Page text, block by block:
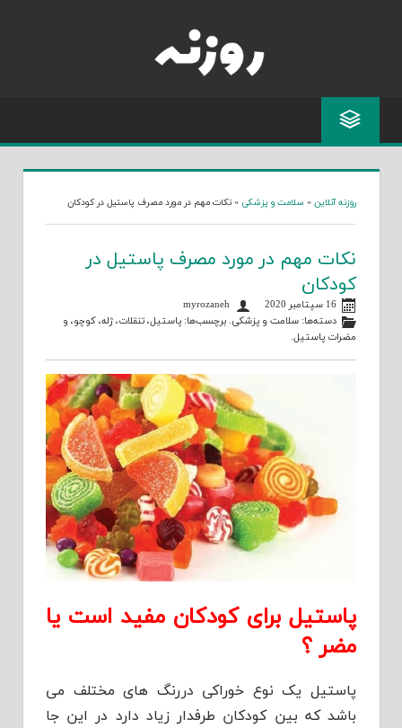
روزنه آنلاین » سلامت و پزشکی » نکات مهم در مورد مصرف پاستیل در کودکان
نکات مهم در مورد مصرف پاستیل در
کودکان
16 سپتامبر 2020
دسته‌ها:سلامت و پزشکی. برچسب‌ها:پاستیل،تنقلات،ژله،کوچو، و
مضرات پاستیل.
پاستیل برای کودکان مفید است یا
مضر ؟
پاستیل یک نوع خوراکی دررنگ های مختلف می
باشد که بین کودکان طرفدار زیاد دارد در این جا